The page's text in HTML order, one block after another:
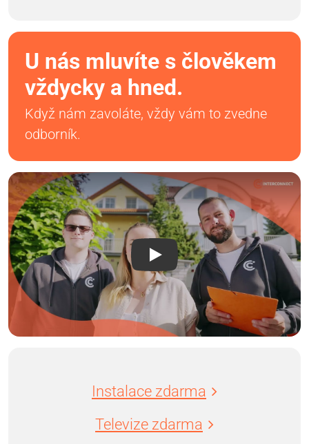
U nás mluvíte s člověkem
vždycky a hned.
Když nám zavoláte, vždy vám to zvedne
odborník.
Instalace zdarma
Televize zdarma